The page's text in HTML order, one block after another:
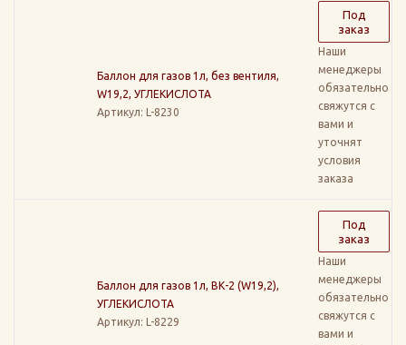
Баллон для газов 1л, без вентиля,
W19,2, УГЛЕКИСЛОТА
Артикул: L-8230
Под
заказ
Наши
менеджеры
обязательно
свяжутся с
вами и
уточнят
условия
заказа
Баллон для газов 1л, ВК-2 (W19,2),
УГЛЕКИСЛОТА
Артикул: L-8229
Под
заказ
Наши
менеджеры
обязательно
свяжутся с
вами и